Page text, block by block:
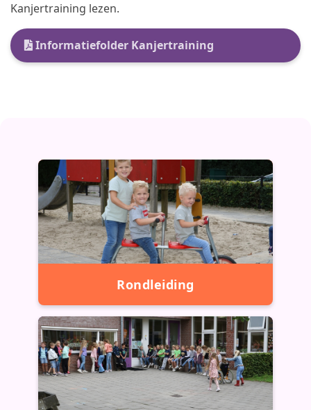
Kanjertraining lezen.
Informatiefolder Kanjertraining
Rondleiding